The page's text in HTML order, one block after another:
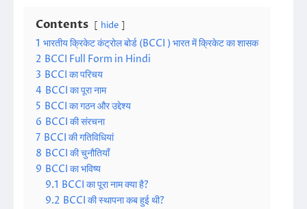
Contents hide
1 भारतीय क्रिकेट कंट्रोल बोर्ड (BCCI ) भारत में क्रिकेट का शासक
2 BCCI Full Form in Hindi
3 BCCI का परिचय
4 BCCI का पूरा नाम
5 BCCI का गठन और उद्देश्य
6 BCCI की संरचना
7 BCCI की गतिविधियां
8 BCCI की चुनौतियाँ
9 BCCI का भविष्य
9.1 BCCI का पूरा नाम क्या है?
9.2 BCCI की स्थापना कब हुई थी?